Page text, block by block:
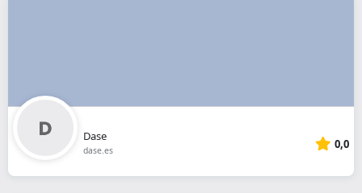
Dase
dase.es 0,0